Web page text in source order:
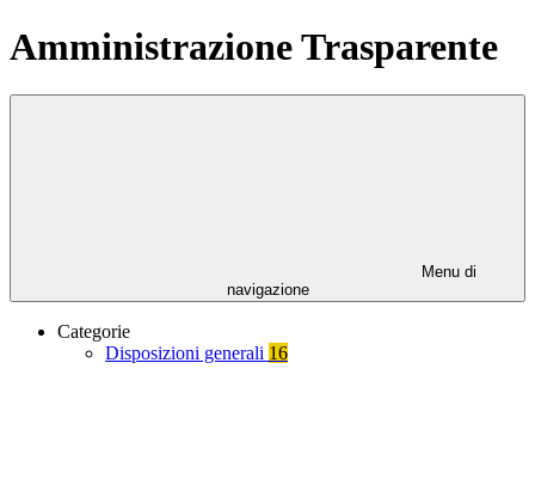
Amministrazione Trasparente
Menu di
navigazione
Categorie
Disposizioni generali 16